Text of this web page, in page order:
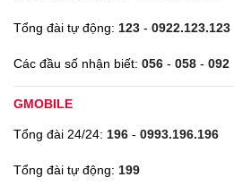
Tổng đài tự động: 123 - 0922.123.123
Các đầu số nhận biết: 056 - 058 - 092
GMOBILE
Tổng đài 24/24: 196 - 0993.196.196
Tổng đài tự động: 199